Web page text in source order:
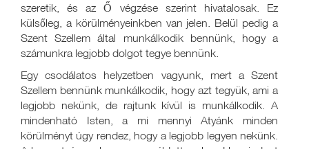
szeretik, és az Ő végzése szerint hivatalosak. Ez
külsőleg, a körülményeinkben van jelen. Belül pedig a
Szent Szellem által munkálkodik bennünk, hogy a
számunkra legjobb dolgot tegye bennünk.
Egy csodálatos helyzetben vagyunk, mert a Szent
Szellem bennünk munkálkodik, hogy azt tegyük, ami a
legjobb nekünk, de rajtunk kívül is munkálkodik. A
mindenható Isten, a mi mennyi Atyánk minden
körülményt úgy rendez, hogy a legjobb legyen nekünk.